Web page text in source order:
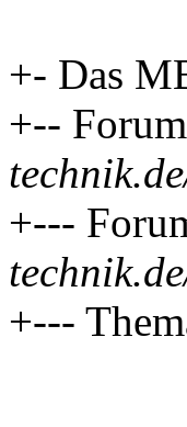
+- Das
+--
+---
+---